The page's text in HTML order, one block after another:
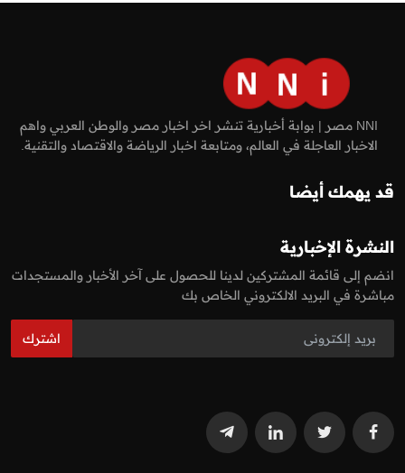
NNI مصر | بوابة أخبارية تنشر اخر اخبار مصر والوطن العربي واهم
الاخبار العاجلة في العالم، ومتابعة اخبار الرياضة والاقتصاد والتقنية.
قد يهمك أيضا
النشرة الإخبارية
انضم إلى قائمة المشتركين لدينا للحصول على آخر الأخبار والمستجدات
مباشرة في البريد الالكتروني الخاص بك
اشترك